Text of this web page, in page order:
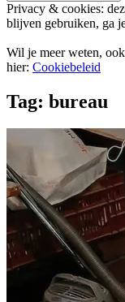
Privacy & cookies:
blijven gebruiken, ga
Wil je meer weten,
hier: Cookiebeleid
Tag: bureau